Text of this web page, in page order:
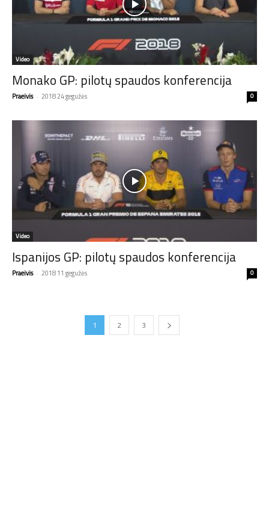
Video
Monako GP: pilotų spaudos konferencija
Praeivis - 2018 24 gegužės 0
Video
Ispanijos GP: pilotų spaudos konferencija
Praeivis - 2018 11 gegužės 0
1 2 3